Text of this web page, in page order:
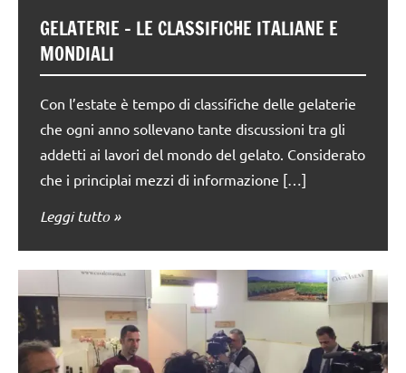
GELATERIE – LE CLASSIFICHE ITALIANE E
MONDIALI
Con l’estate è tempo di classifiche delle gelaterie
che ogni anno sollevano tante discussioni tra gli
addetti ai lavori del mondo del gelato. Considerato
che i principlai mezzi di informazione […]
Leggi tutto